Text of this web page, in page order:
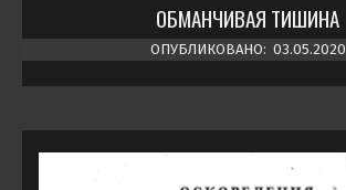
ОБМАНЧИВАЯ ТИШИНА
ОПУБЛИКОВАНО: 03.05.2020